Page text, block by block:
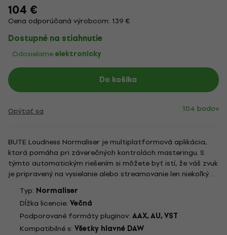
104 €
Cena odporúčaná výrobcom: 139 €
Dostupné na stiahnutie
Odosielameelektronicky
Do košíka
Opýtať sa 104 bodov
BUTE Loudness Normaliser je multiplatformová aplikácia,
ktorá pomáha pri záverečných kontrolách masteringu. S
týmto automatickým riešením si môžete byť istí, že váš zvuk
je pripravený na vysielanie alebo streamovanie len niekoľkými
kliknutiami a nebude zmenený. Všetko, čo musíte urobiť, je
pretiahnuť súbor dovnútra, vybrať predvoľbu, analyzátor...
Typ: Normaliser
Dĺžka licencie: Večná
Podporované formáty pluginov: AAX, AU, VST
Kompatibilné s: Všetky hlavné DAW